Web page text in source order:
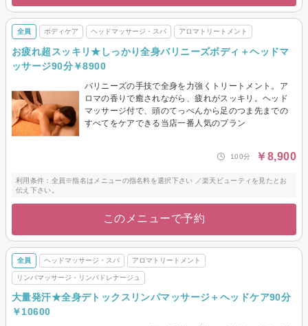
全員 ボディケア ヘッドマッサージ・スパ アロマトリートメント
お疲れ超スッキリ★しっかり全身バリニーズボディ＋ヘッドマ
ッサージ90分￥8900
バリニーズの手技で全身を力強くトリートメント。ア
ロマの香りで癒されながら、疲れがスッキリ。ヘッド
マッサージ付で、頭のてっぺんから足のつま先までの
すべてをケアできる当店一番人気のプラン
100分 ￥8,900
利用条件：全員※指名はメニューの指名料を選択下さい ／楽天ビューティを見たとお
伝え下さい。
このメニューで予約
全員 ヘッドマッサージ・スパ アロマトリートメント
リンパマッサージ・リンパドレナージュ
大量発汗★全身デトックスリンパマッサージ＋ヘッドケア90分
￥10600